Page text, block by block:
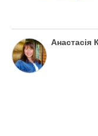
Анастасія